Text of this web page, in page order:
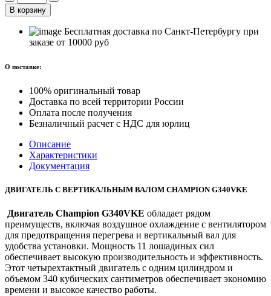
В корзину
Бесплатная доставка по Санкт-Петербургу при
заказе от 10000 руб
О поставке:
100% оригинальный товар
Доставка по всей территории России
Оплата после получения
Безналичный расчет с НДС для юрлиц
Описание
Характеристики
Документация
ДВИГАТЕЛЬ С ВЕРТИКАЛЬНЫМ ВАЛОМ CHAMPION G340VKE
Двигатель Champion G340VKE обладает рядом
преимуществ, включая воздушное охлаждение с вентилятором
для предотвращения перегрева и вертикальный вал для
удобства установки. Мощность 11 лошадиных сил
обеспечивает высокую производительность и эффективность.
Этот четырехтактный двигатель с одним цилиндром и
объемом 340 кубических сантиметров обеспечивает экономию
времени и высокое качество работы.